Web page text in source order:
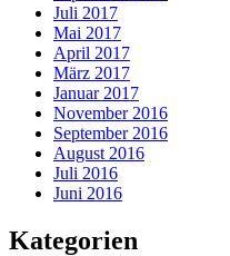
Juli 2017
Mai 2017
April 2017
März 2017
Januar 2017
November 2016
September 2016
August 2016
Juli 2016
Juni 2016
Kategorien